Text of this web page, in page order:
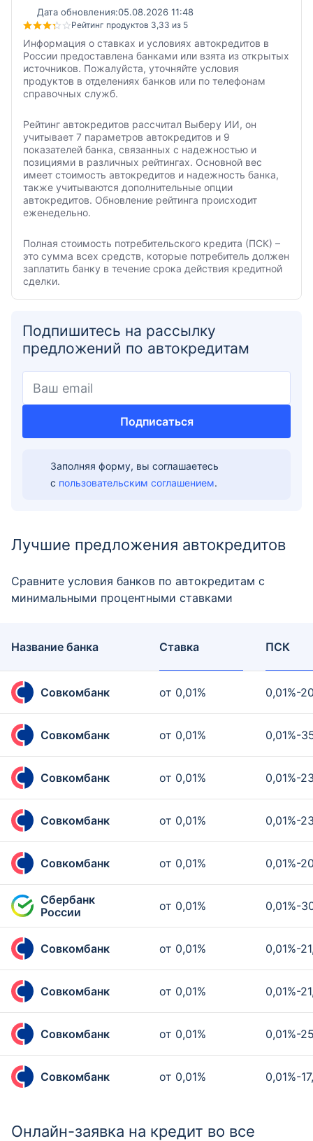
Дата обновления:05.08.2026 11:48
Рейтинг продуктов 3,33 из 5
Информация о ставках и условиях автокредитов в
России предоставлена банками или взята из открытых
источников. Пожалуйста, уточняйте условия
продуктов в отделениях банков или по телефонам
справочных служб.
Рейтинг автокредитов рассчитал Выберу ИИ, он
учитывает 7 параметров автокредитов и 9
показателей банка, связанных с надежностью и
позициями в различных рейтингах. Основной вес
имеет стоимость автокредитов и надежность банка,
также учитываются дополнительные опции
автокредитов. Обновление рейтинга происходит
еженедельно.
Полная стоимость потребительского кредита (ПСК) –
это сумма всех средств, которые потребитель должен
заплатить банку в течение срока действия кредитной
сделки.
Подпишитесь на рассылку
предложений по автокредитам
Подписаться
Заполняя форму, вы соглашаетесь
с пользовательским соглашением.
Лучшие предложения автокредитов
Сравните условия банков по автокредитам с
минимальными процентными ставками
Название банка Ставка ПСК
Совкомбанк от 0,01% 0,01%-
Совкомбанк от 0,01% 0,01%-
Совкомбанк от 0,01% 0,01%-
Совкомбанк от 0,01% 0,01%-
Совкомбанк от 0,01% 0,01%-
Сбербанк
России
от 0,01% 0,01%-
Совкомбанк от 0,01% 0,01%-
Совкомбанк от 0,01% 0,01%-
Совкомбанк от 0,01% 0,01%-
Совкомбанк от 0,01% 0,01%-
Онлайн-заявка на кредит во все